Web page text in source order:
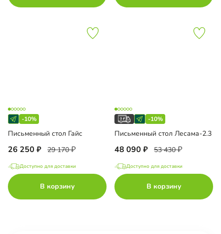
-10%
Письменный стол Гайс
26 250 29 170
Доступно для доставки
В корзину
-10%
Письменный стол Лесама-2.3
48 090 53 430
Доступно для доставки
В корзину